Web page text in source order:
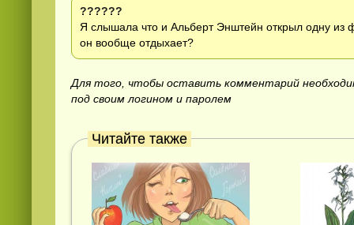
??????
Я слышала что и Альберт Энштейн открыл одну из
он вообще отдыхает?
Для того, чтобы оставить комментарий
под своим логином и паролем
Читайте также